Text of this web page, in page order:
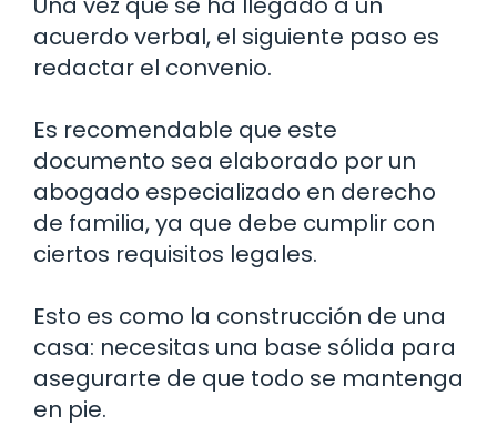
acuerdo verbal, el siguiente paso es
redactar el convenio.
Es recomendable que este
documento sea elaborado por un
abogado especializado en derecho
de familia, ya que debe cumplir con
ciertos requisitos legales.
Esto es como la construcción de una
casa: necesitas una base sólida para
asegurarte de que todo se mantenga
en pie.